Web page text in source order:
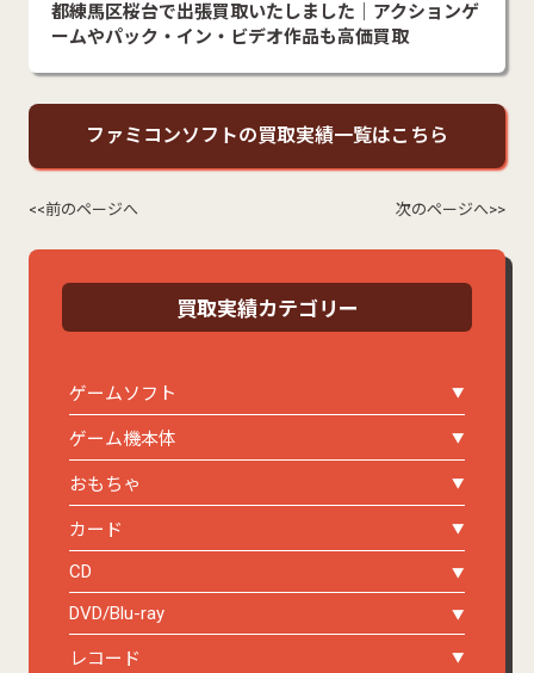
都練馬区桜台で出張買取いたしました｜アクションゲ
ームやパック・イン・ビデオ作品も高価買取
ファミコンソフトの買取実績一覧はこちら
<<前のページへ 次のページへ>>
買取実績カテゴリー
ゲームソフト
ゲーム機本体
おもちゃ
カード
CD
DVD/Blu-ray
レコード